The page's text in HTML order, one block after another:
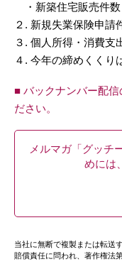
・新築住宅販売件数
２. 新規失業保険申請
３. 個人所得・消費支
４. 今年の締めくくり
■ バックナンバー配
ださい。
メルマガ「グッチ
めには
当社に無断で複製または転送
賠償責任に問われ、著作権法